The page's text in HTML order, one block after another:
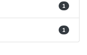
1
1